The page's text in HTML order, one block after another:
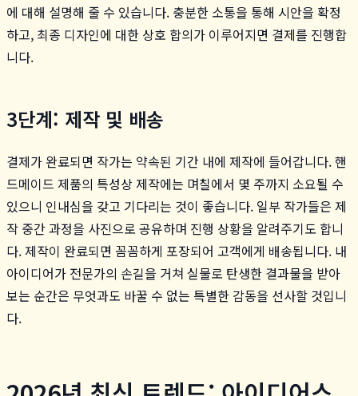
에 대해 설명해 줄 수 있습니다. 충분한 소통을 통해 시안을 확정
하고, 최종 디자인에 대한 상호 합의가 이루어지면 결제를 진행합
니다.
3단계: 제작 및 배송
결제가 완료되면 작가는 약속된 기간 내에 제작에 들어갑니다. 핸
드메이드 제품의 특성상 제작에는 며칠에서 몇 주까지 소요될 수
있으니 인내심을 갖고 기다리는 것이 좋습니다. 일부 작가들은 제
작 중간 과정을 사진으로 공유하며 진행 상황을 알려주기도 합니
다. 제작이 완료되면 꼼꼼하게 포장되어 고객에게 배송됩니다. 내
아이디어가 전문가의 손길을 거쳐 실물로 탄생한 결과물을 받아
보는 순간은 무엇과도 바꿀 수 없는 특별한 감동을 선사할 것입니
다.